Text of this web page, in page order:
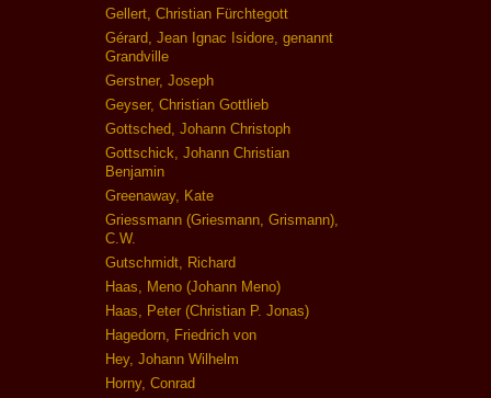
Gellert, Christian Fürchtegott
Gérard, Jean Ignac Isidore, genannt
Grandville
Gerstner, Joseph
Geyser, Christian Gottlieb
Gottsched, Johann Christoph
Gottschick, Johann Christian
Benjamin
Greenaway, Kate
Griessmann (Griesmann, Grismann),
C.W.
Gutschmidt, Richard
Haas, Meno (Johann Meno)
Haas, Peter (Christian P. Jonas)
Hagedorn, Friedrich von
Hey, Johann Wilhelm
Horny, Conrad